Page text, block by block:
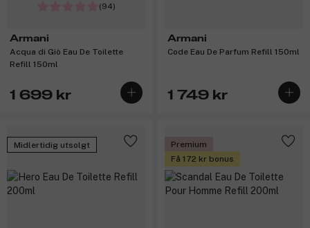
(94)
Armani
Acqua di Giò Eau De Toilette
Refill 150ml
1 699 kr
Armani
Code Eau De Parfum Refill 150ml
1 749 kr
Midlertidig utsolgt
Premium
Få 172 kr bonus